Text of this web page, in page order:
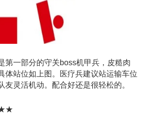
一部分的守关boss机甲兵，皮糙肉
体站位如上图。医疗兵建议站运输车位
友灵活机动。配合好还是很轻松的。